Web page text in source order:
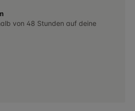
von 48 Stunden auf deine